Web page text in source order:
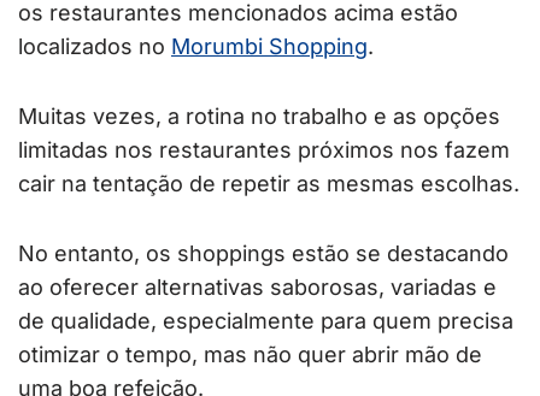
os restaurantes mencionados acima estão
localizados no Morumbi Shopping.
Muitas vezes, a rotina no trabalho e as opções
limitadas nos restaurantes próximos nos fazem
cair na tentação de repetir as mesmas escolhas.
No entanto, os shoppings estão se destacando
ao oferecer alternativas saborosas, variadas e
de qualidade, especialmente para quem precisa
otimizar o tempo, mas não quer abrir mão de
uma boa refeição.